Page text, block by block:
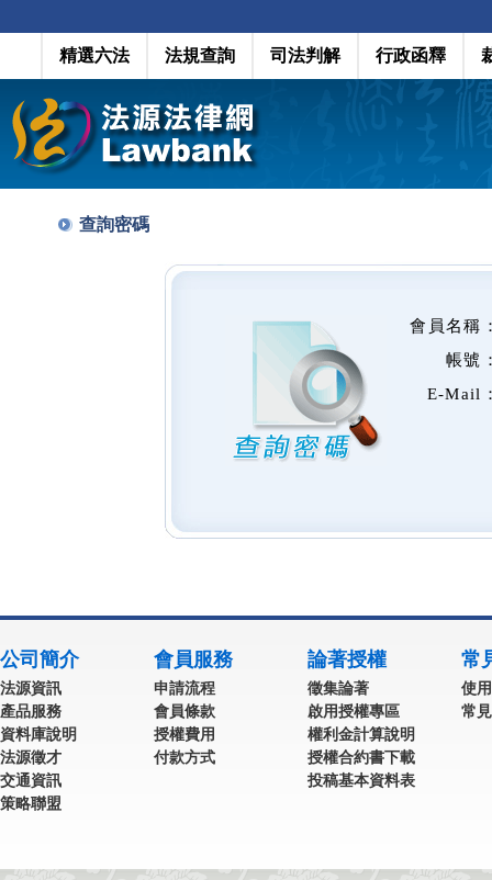
精選六法 法規查詢 司法判解 行政函釋
查詢密碼
會員名稱
帳號
E-Mail
公司簡介
法源資訊
產品服務
資料庫說明
法源徵才
交通資訊
策略聯盟
會員服務
申請流程
會員條款
授權費用
付款方式
論著授權
徵集論著
啟用授權專區
權利金計算說明
授權合約書下載
投稿基本資料表
常
使
常